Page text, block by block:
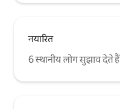
नयारित
6 स्थानीय लोग सुझाव देते हैं